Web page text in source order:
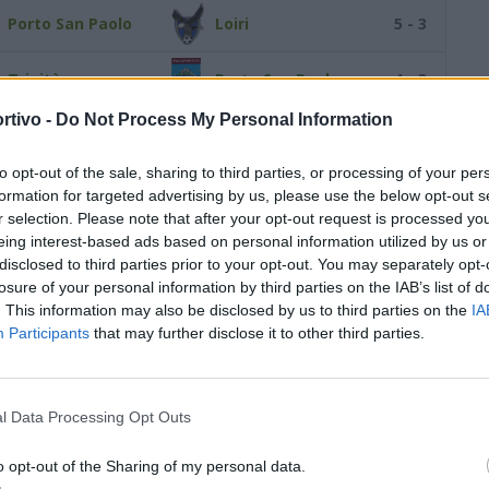
- Do Not Process My Personal Information
opt-out of the sale, sharing to third parties, or processing of your
for targeted advertising by us, please use the below opt-out
selection. Please note that after your opt-out request is processed
interest-based ads based on personal information utilized by us
to third parties prior to your opt-out. You may separately
of your personal information by third parties on the IAB’s list of
This information may also be disclosed by us to third parties on the
Participants that may further disclose it to other third parties.
Data Processing Opt Outs
opt-out of the Sharing of my personal data.
Porto San Paolo Loiri 5 - 3
Trinità Porto San Paolo 4 - 3
Funtanaliras Monti Porto San Paolo 3 - 5
Porto San Paolo Siniscola 2010 5 - 0
La Salette Olbia Porto San Paolo 1 - 2
Porto San Paolo
Football Club Biasì Porto San Paolo